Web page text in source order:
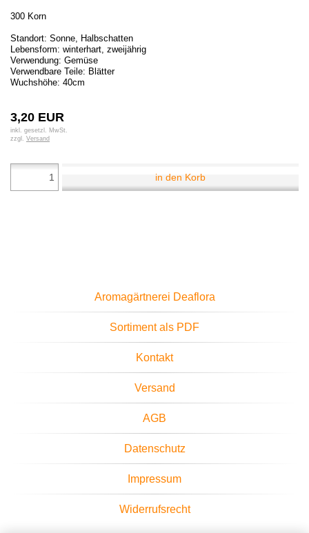
300 Korn
Standort: Sonne, Halbschatten
Lebensform: winterhart, zweijährig
Verwendung: Gemüse
Verwendbare Teile: Blätter
Wuchshöhe: 40cm
3,20 EUR
inkl. gesetzl. MwSt.
zzgl. Versand
in den Korb
Aromagärtnerei Deaflora
Sortiment als PDF
Kontakt
Versand
AGB
Datenschutz
Impressum
Widerrufsrecht